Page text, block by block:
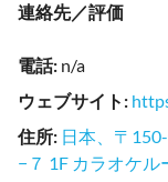
連絡先／評価
電話: n/a
ウェブサイト :
住所: 日本、〒
−７ 1F カラオケ